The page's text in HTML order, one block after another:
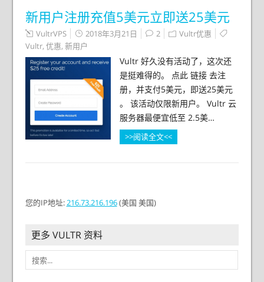
新用户注册充值5美元立即送25美元
VultrVPS 2018年3月21日 2
Vultr优惠
Vultr, 优惠, 新用户
Vultr 好久没有活动了，这次还
是挺难得的。 点此 链接 去注
册，并支付5美元，即送25美元
。 该活动仅限新用户。 Vultr 云
服务器最便宜低至 2.5美…
>>阅读全文<<
您的IP地址:216.73.216.196(美国 美国)
更多 VULTR 资料